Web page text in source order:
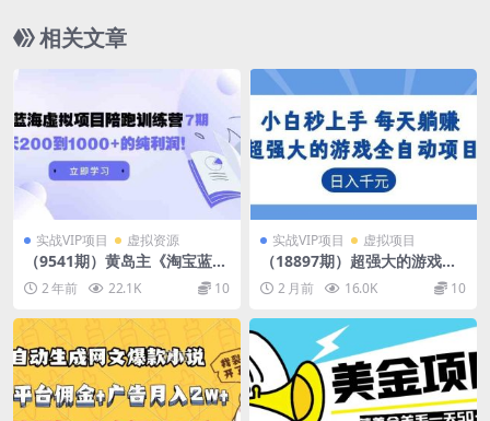
相关文章
实战VIP项目 虚拟资源
（9541期）黄岛主《淘宝蓝海
虚拟项目陪跑训练营7期》每
天200到1000+的纯利润
2 年前 22.1K 10
实战VIP项目 虚拟项目
（18897期）超强大的游戏全
自动项目，日入1000+，小白
秒上手，每天躺赚！
2 月前 16.0K 10